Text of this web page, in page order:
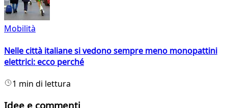
Mobilità
Nelle città italiane si vedono sempre meno monopattini
elettrici: ecco perché
1 min di lettura
Idee e commenti